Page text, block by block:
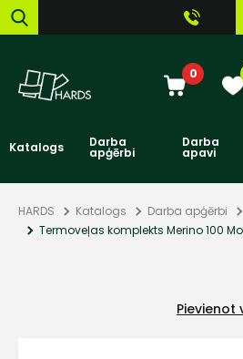
0
Katalogs Darba
apģērbi
Darba
apavi
HARDS Katalogs Darba apģērbi
Termoveļas komplekts Merino 100
Pievienot